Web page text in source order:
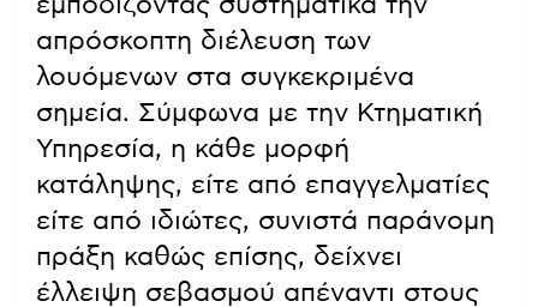
απρόσκοπτη διέλευση των
λουόμενων στα συγκεκριμένα
σημεία. Σύμφωνα με την Κτηματική
Υπηρεσία, η κάθε μορφή
κατάληψης, είτε από επαγγελματίες
είτε από ιδιώτες, συνιστά παράνομη
πράξη καθώς επίσης, δείχνει
έλλειψη σεβασμού απέναντι στους